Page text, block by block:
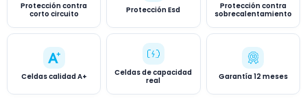
Protección contra
corto circuito
Protección Esd
Protección contra
sobrecalentamiento
Celdas calidad A+
Celdas de capacidad
real
Garantía 12 meses